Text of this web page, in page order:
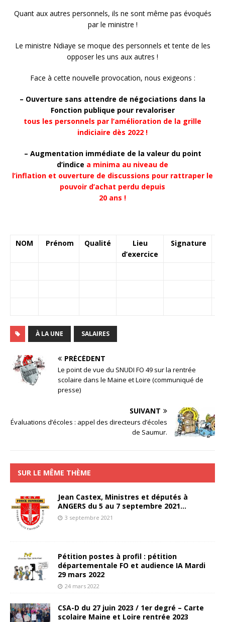
Quant aux autres personnels, ils ne sont même pas évoqués
par le ministre !
Le ministre Ndiaye se moque des personnels et tente de les
opposer les uns aux autres !
Face à cette nouvelle provocation, nous exigeons :
– Ouverture sans attendre de négociations dans la
Fonction publique pour revaloriser
tous les personnels par l’amélioration de la grille
indiciaire dès 2022 !
– Augmentation immédiate de la valeur du point
d’indice a minima au niveau de
l’inflation et ouverture de discussions pour rattraper le
pouvoir d’achat perdu depuis
20 ans !
NOM Prénom Qualité
Lieu
d’exercice
Signature
À LA UNE SALAIRES
PRÉCÉDENT
Le point de vue du SNUDI FO 49 sur la rentrée
scolaire dans le Maine et Loire (communiqué de
presse)
SUIVANT
Évaluations d’écoles : appel des directeurs d’écoles
de Saumur.
SUR LE MÊME THÈME
Jean Castex, Ministres et députés à
ANGERS du 5 au 7 septembre 2021…
3 septembre 2021
Pétition postes à profil : pétition
départementale FO et audience IA Mardi
29 mars 2022
24 mars 2022
CSA-D du 27 juin 2023 / 1er degré – Carte
scolaire Maine et Loire rentrée 2023